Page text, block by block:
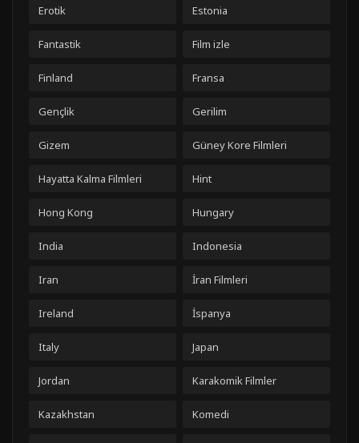
Erotik Estonia
Fantastik Film izle
Finland Fransa
Gençlik Gerilim
Gizem Güney Kore Filmleri
Hayatta Kalma Filmleri Hint
Hong Kong Hungary
India Indonesia
Iran İran Filmleri
Ireland İspanya
Italy Japan
Jordan Karakomik Filmler
Kazakhstan Komedi